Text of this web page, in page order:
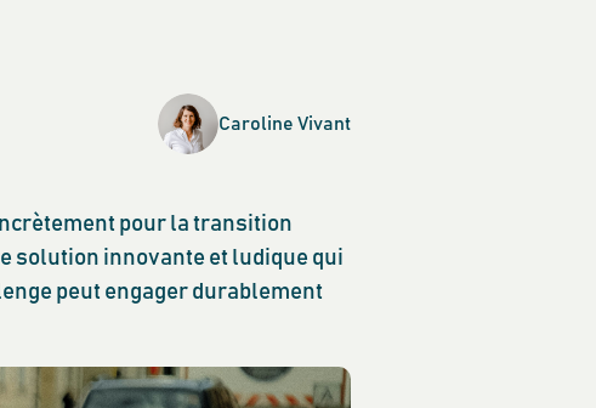
Caroline Vivant
pour la transition
solution innovante et ludique qui
peut engager durablement